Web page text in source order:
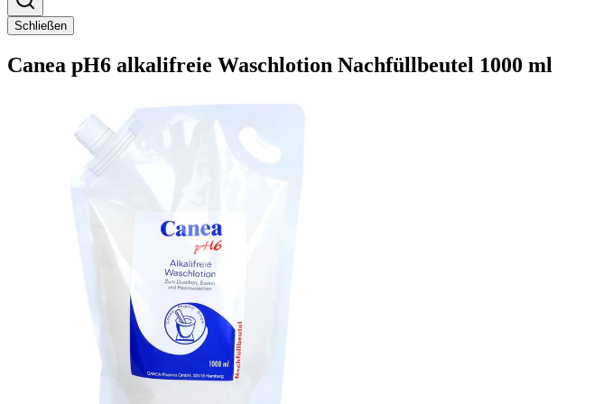
Schließen
Canea pH6 alkalifreie Waschlotion Nachfüllbeutel 1000 ml